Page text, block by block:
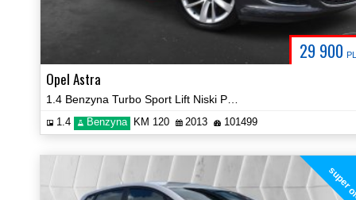
29 900
Opel Astra
1.4 Benzyna KM 120 2013 101499